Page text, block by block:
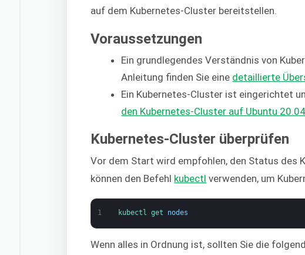
auf dem Kubernetes-Cluster bereitstellen.
Voraussetzungen
Ein grundlegendes Verständnis von
Anleitung finden Sie eine detaillierte
Ein Kubernetes-Cluster ist eingerichtet
den Kubernetes-Cluster auf Ubuntu
Kubernetes-Cluster überprüfen
Vor dem Start wird empfohlen, den Status des
können den Befehl kubectl verwenden, um
1 kubectl get nodes
Wenn alles in Ordnung ist, sollten Sie die